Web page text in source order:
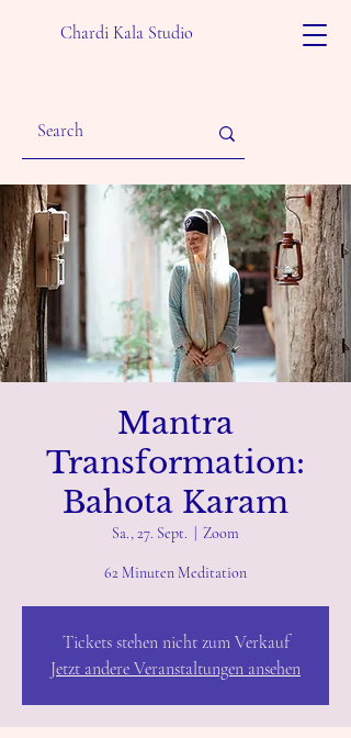
Chardi Kala Studio
Mantra
Transformation:
Bahota Karam
Sa., 27. Sept. Zoom
62 Minuten Meditation
Tickets stehen nicht zum Verkauf
Jetzt andere Veranstaltungen ansehen